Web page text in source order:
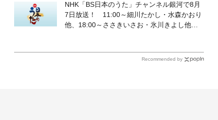
NHK「BS日本のうた」チャンネル銀河で8月
7日放送！ 11:00～細川たかし・水森かおり
他、18:00～ささきいさお・氷川きよし他登
Recommended by